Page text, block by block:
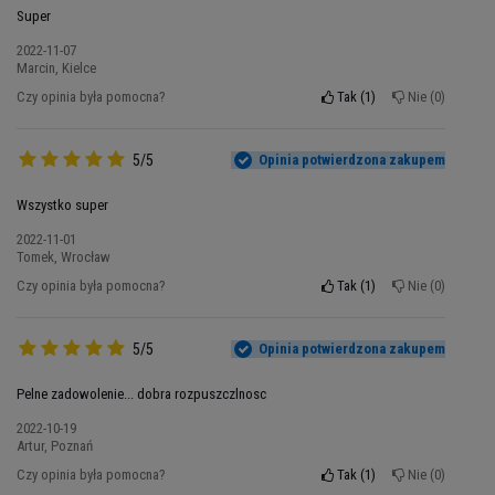
błyskawicznej resyntezie ATP sprawisz, że
potrzebował tyle czasu na regenerację i szybciej
będziesz gotowy do zmagań.
Kreatyna to wprost
wymarzony środek dla każdego entuzjasty
wzrost siły i wytrzymałości, a także, że mięśnie
będą większe.
to także ochrona przed szkodliwymi wolnymi
rodnikami.
Super
2022-11-07
Marcin, Kielce
Czy opinia była pomocna?
Tak 1 Nie 0
5/5 Opinia potwierdzona zakupem
Wszystko super
2022-11-01
Tomek, Wrocław
Czy opinia była pomocna?
Tak 1 Nie 0
5/5 Opinia potwierdzona zakupem
Pelne zadowolenie... dobra rozpuszczlnosc
2022-10-19
Artur, Poznań
Czy opinia była pomocna?
Tak 1 Nie 0